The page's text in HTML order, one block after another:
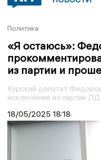
Политика
«Я остаюсь»:
из партии и
Курский депутат
исключение из партии
18/05/2025 18:18